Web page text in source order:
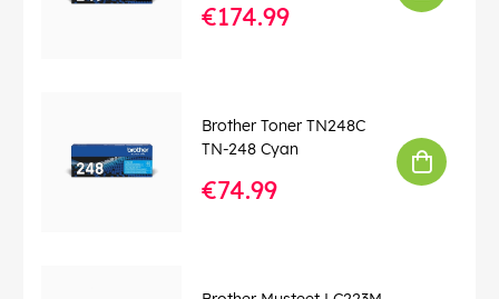
€174.99
Brother Toner TN248C
TN-248 Cyan
€74.99